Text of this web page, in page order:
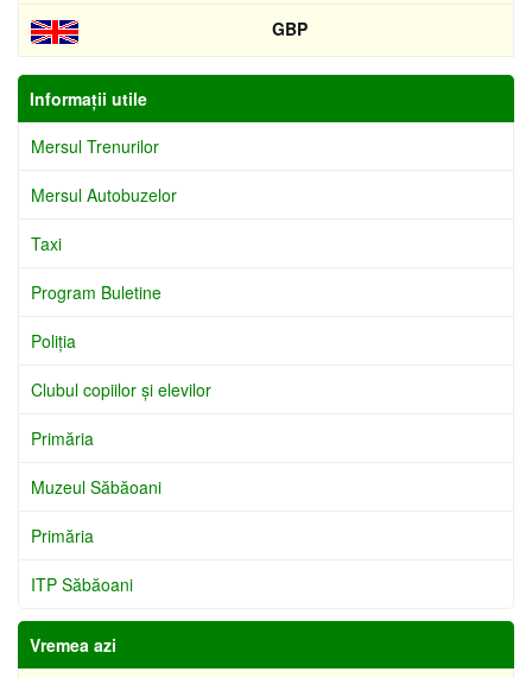
GBP
Informaţii utile
Mersul Trenurilor
Mersul Autobuzelor
Taxi
Program Buletine
Poliţia
Clubul copiilor şi elevilor
Primăria
Muzeul Săbăoani
Primăria
ITP Săbăoani
Vremea azi